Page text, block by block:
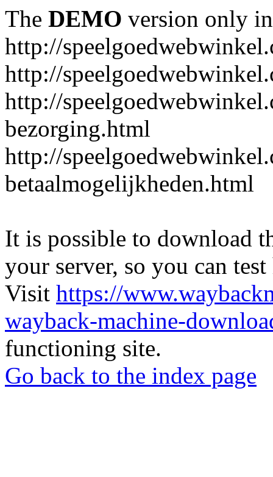
The DEMO version only
http://
http://
http://
bezorging.html
http://
betaalmogelijkheden.html
It is possible to download
your server, so you can
Visit https://
wayback-machine-
functioning site.
Go back to the index page